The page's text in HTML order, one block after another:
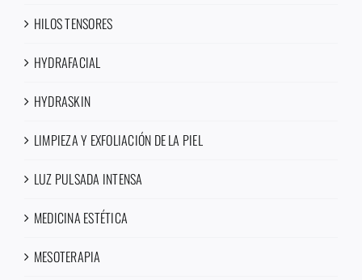
HILOS TENSORES
HYDRAFACIAL
HYDRASKIN
LIMPIEZA Y EXFOLIACIÓN DE LA PIEL
LUZ PULSADA INTENSA
MEDICINA ESTÉTICA
MESOTERAPIA